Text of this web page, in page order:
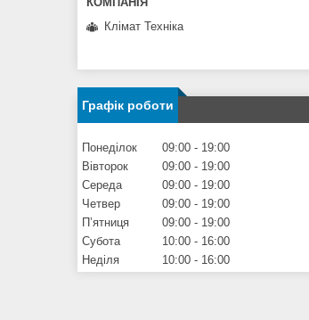
Клімат Техніка
Графік роботи
Понеділок 09:00
19:00
Вівторок
09:00
19:00
Середа
09:00
19:00
Четвер
09:00
19:00
Пʼятниця
09:00
19:00
Субота
10:00
16:00
Неділя
10:00 16:00